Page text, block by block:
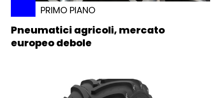
PRIMO PIANO
Pneumatici agricoli, mercato
europeo debole